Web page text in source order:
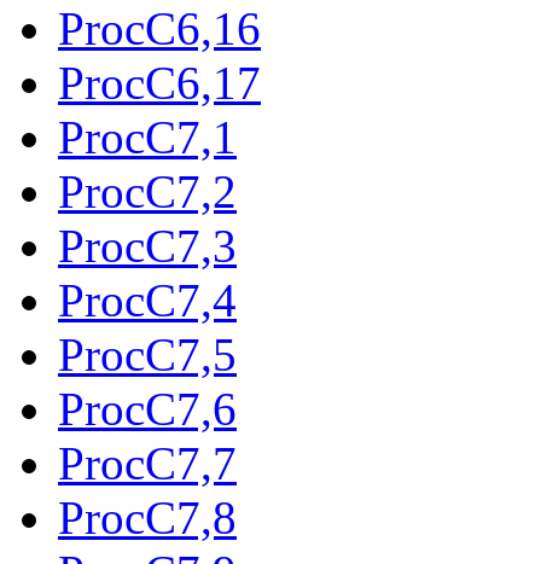
ProcC6,16
ProcC6,17
ProcC7,1
ProcC7,2
ProcC7,3
ProcC7,4
ProcC7,5
ProcC7,6
ProcC7,7
ProcC7,8